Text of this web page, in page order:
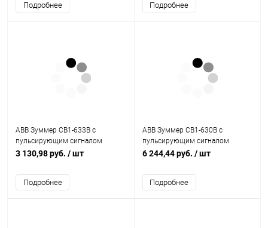
Подробнее Подробнее
ABB Зуммер CB1-633B с
пульсирующим сигналом
(1SFA619600R6336)
3 130,98 руб. / шт
Подробнее
ABB Зуммер CB1-630B с
пульсирующим сигналом
(1SFA619600R6306)
6 244,44 руб. / шт
Подробнее